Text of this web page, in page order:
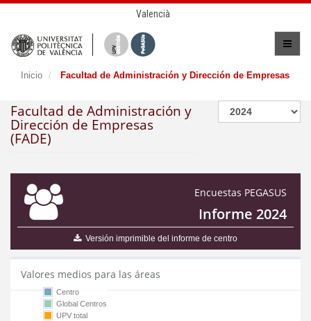
Valencià
Inicio Facultad de Administración y Dirección de Empresas
Facultad de Administración y
Dirección de Empresas
(FADE)
Encuestas PEGASUS
Informe 2024
Versión imprimible del informe de centro
Valores medios para las áreas
Centro
Global Centros
UPV total